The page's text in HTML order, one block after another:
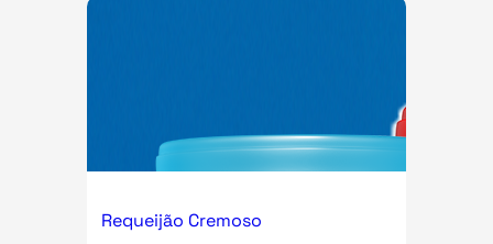
Requeijão Cremoso